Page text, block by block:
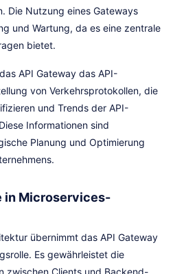
Die Nutzung eines Gateways
und Wartung, da es eine zentrale
bietet.
API Gateway das API-
von Verkehrsprotokollen, die
und Trends der API-
Informationen sind
Planung und Optimierung
in Microservices-
übernimmt das API Gateway
Es gewährleistet die
zwischen Clients und Backend-